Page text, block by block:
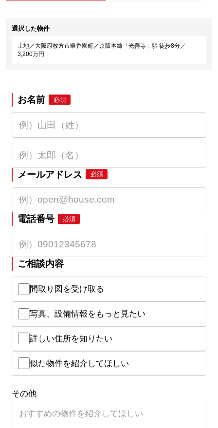
選択した物件
土地／大阪府枚方市翠香園町／京阪本線「光善寺」駅 徒歩8分／
3,200万円
お名前 必須
メールアドレス 必須
電話番号 必須
ご相談内容
間取り図を受け取る
写真、設備情報をもっと見たい
詳しい住所を知りたい
似た物件を紹介してほしい
その他